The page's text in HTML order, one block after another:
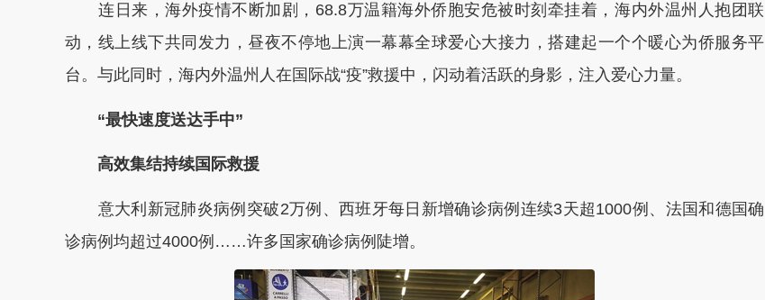
连日来，海外疫情不断加剧，68.8万温籍海外侨胞安危被时刻牵挂着，海内外温州人抱团联
动，线上线下共同发力，昼夜不停地上演一幕幕全球爱心大接力，搭建起一个个暖心为侨服务平
台。与此同时，海内外温州人在国际战“疫”救援中，闪动着活跃的身影，注入爱心力量。
“最快速度送达手中”
高效集结持续国际救援
意大利新冠肺炎病例突破2万例、西班牙每日新增确诊病例连续3天超1000例、法国和德国确
诊病例均超过4000例……许多国家确诊病例陡增。